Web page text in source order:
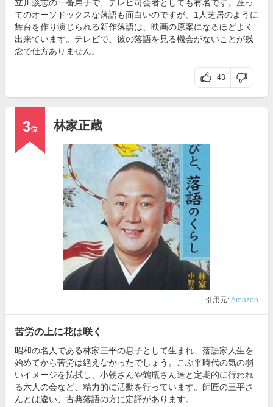
立川談志の一番弟子で、テレビ司会者としても有名です。座っ
てのオーソドックスな落語も面白いのですが、1人芝居のように
舞台を作り演じられる新作落語は、映画の原案になるほどよく
出来ています。テレビで、彼の落語を見る機会がないことが残
念で仕方ありません。
43
3位 林家正蔵
引用元: Amazon
苦労の上に花は咲く
昭和の名人である林家三平の息子として生まれ、落語家人生を
始めてから苦労は絶えなかったでしょう。こぶ平時代の気の弱
いイメージを払拭し、小朝さんや鶴瓶さん達と定期的に行われ
る六人の会など、精力的に活動を行っています。師匠の三平さ
んとは違い、古典落語の方に定評があります。